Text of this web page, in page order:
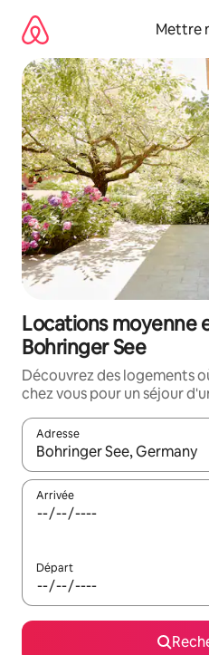
directement
contenu
Mettre
Locations moyenne
Bohringer See
Découvrez des logements
chez vous pour un séjour
Adresse
Lorsque les résultats
Arrivée
Départ